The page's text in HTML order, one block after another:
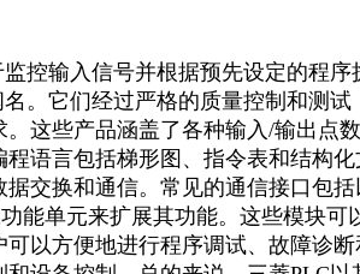
控输入信号并根据预先设定的程序
。它们经过严格的质量控制和测试
这些产品涵盖了各种输入/输出点数
语言包括梯形图、指令表和结构化
交换和通信。常见的通信接口包
能单元来扩展其功能。这些模块可
以方便地进行程序调试、故障诊断